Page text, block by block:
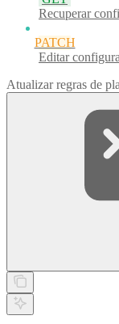
Recuperar
PATCH
Editar
Atualizar regras de